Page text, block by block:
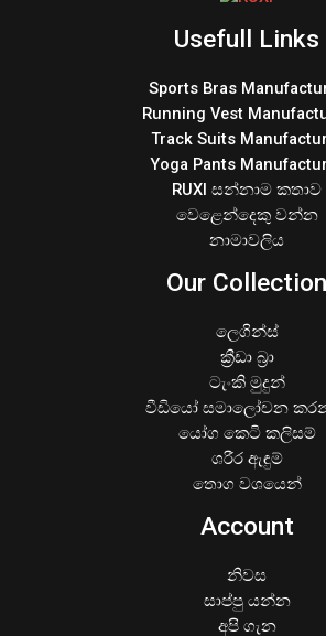
Usefull Links
Sports Bras
Running Vest
Track Suits
Yoga Pants
RUXI සන්නාම කතාව
වෙළෙන්දෙකු වන්න
නාමාවලිය
Our Collection
ලෙගින්ස්
ක්‍රීඩා බ්‍රා
ටැංකි මුදුන්
වීඩියෝ සමාලෝචන
යෝග කෙටි කලිසම්
ශරීර ඇඳුම්
තොග වශයෙන්
Account
නිවස
සාප්පු යන්න
අපි ගැන